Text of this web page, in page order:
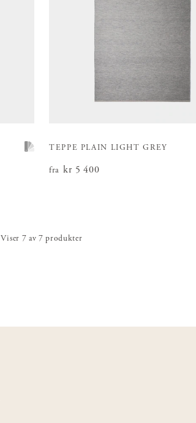
TEPPE PLAIN LIGHT GREY
fra Pris :kr 5 400
kr 5 400
Viser 7 av 7 produkter